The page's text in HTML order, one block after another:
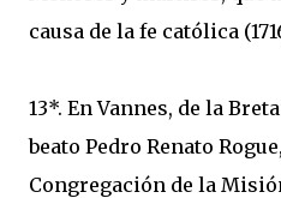
causa de la fe católica
13*. En Vannes, de la
beato Pedro Renato
Congregación de la